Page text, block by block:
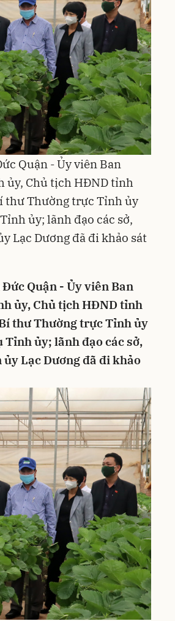
Quận - Ủy viên Ban
ủy, Chủ tịch HĐND tỉnh
thư Thường trực Tỉnh ủy
ủy; lãnh đạo các sở,
Lạc Dương đã đi khảo sát
Quận - Ủy viên Ban
ủy, Chủ tịch HĐND tỉnh
thư Thường trực Tỉnh ủy
ủy; lãnh đạo các sở,
Lạc Dương đã đi khảo